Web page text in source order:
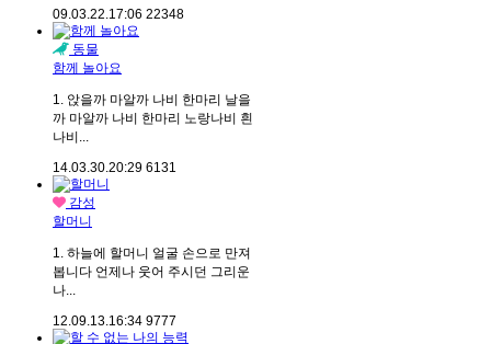
09.03.22.17:06 22348
동물
함께 놀아요
1. 앉을까 마알까 나비 한마리 날을
까 마알까 나비 한마리 노랑나비 흰
나비...
14.03.30.20:29 6131
감성
할머니
1. 하늘에 할머니 얼굴 손으로 만져
봅니다 언제나 웃어 주시던 그리운
나...
12.09.13.16:34 9777